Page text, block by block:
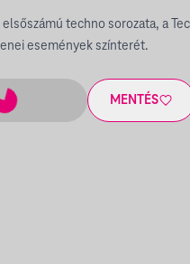
elsőszámú techno sorozata, a
események színterét.
MENTÉS